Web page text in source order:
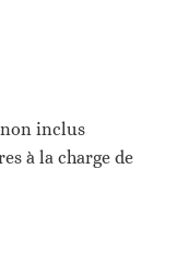
non inclus
à la charge de